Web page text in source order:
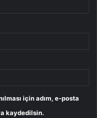
için adım, e-posta
kaydedilsin.